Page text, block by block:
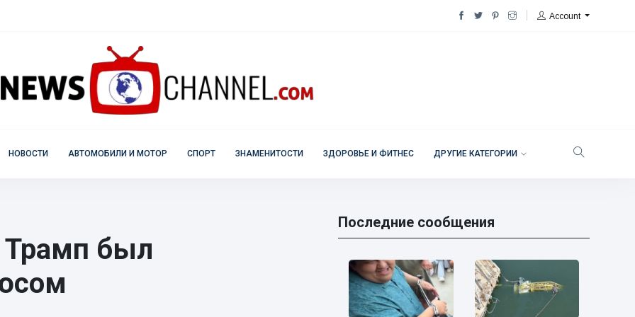
Account
НОВОСТИ АВТОМОБИЛИ И МОТОР СПОРТ ЗНАМЕНИТОСТИ ЗДОРОВЬЕ И ФИТНЕС ДРУГИЕ КАТЕГОРИИ
Трамп был
Последние сообщения